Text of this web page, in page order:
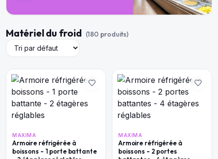
Matériel du froid (180 produits)
MAXIMA
Armoire réfrigérée à
boissons - 1 porte battante
MAXIMA
Armoire réfrigérée à
boissons - 2 portes